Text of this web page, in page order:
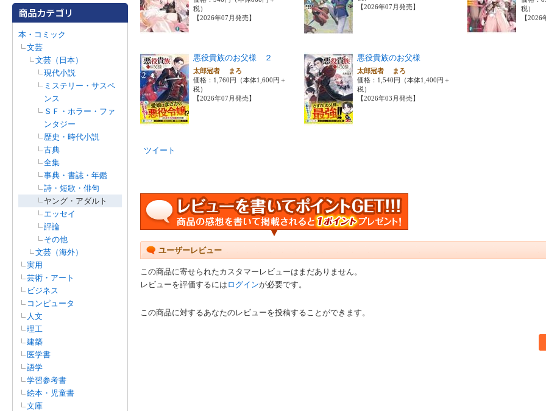
本・コミック
文芸
文芸（日本）
現代小説
ミステリー・サスペ
ンス
ＳＦ・ホラー・ファ
ンタジー
歴史・時代小説
古典
全集
事典・書誌・年鑑
詩・短歌・俳句
ヤング・アダルト
エッセイ
評論
その他
文芸（海外）
実用
芸術・アート
ビジネス
コンピュータ
人文
理工
建築
医学書
語学
学習参考書
絵本・児童書
文庫
税）
【2026年07月発売】
【2026年07月発売】
税）
【2026
悪役貴族のお父様 ２
太郎冠者 まろ
価格：1,760円（本体1,600円＋
税）
【2026年07月発売】
悪役貴族のお父様
太郎冠者 まろ
価格：1,540円（本体1,400円＋
税）
【2026年03月発売】
ツイート
ユーザーレビュー
この商品に寄せられたカスタマーレビューはまだありません。
レビューを評価するには ログインが必要です。
この商品に対するあなたのレビューを投稿することができます。